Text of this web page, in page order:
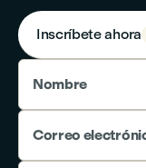
Inscríbete ahora
Nombre
Correo